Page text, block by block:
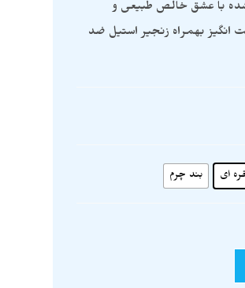
با عشق خالص طبیعی و
بهمراه زنجیر استیل ضد
ای بند چرم